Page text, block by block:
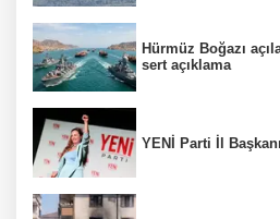
Hürmüz Boğazı
sert açıklama
YENİ Parti İl